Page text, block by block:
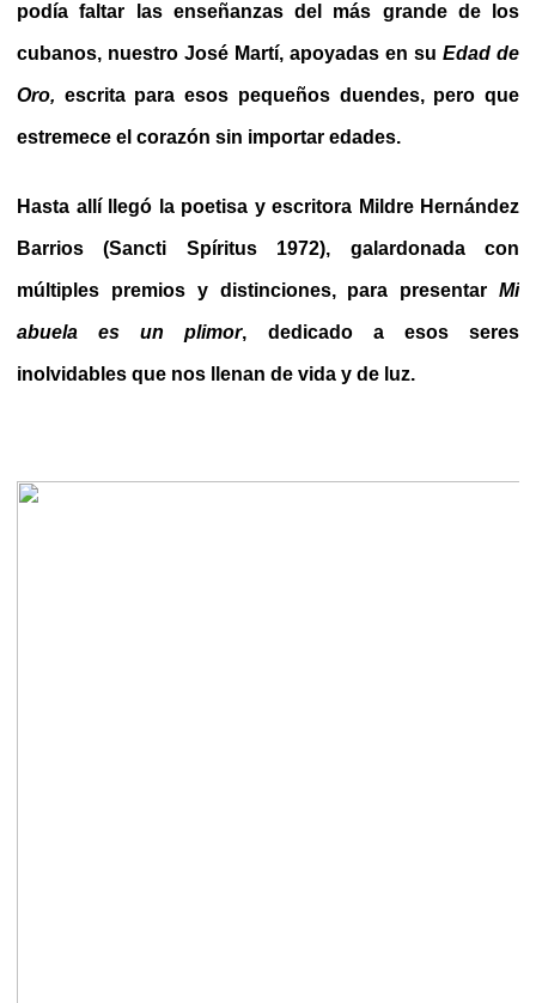
podía faltar las enseñanzas del más grande de los
cubanos, nuestro José Martí, apoyadas en su Edad de
Oro, escrita para esos pequeños duendes, pero que
estremece el corazón sin importar edades.
Hasta allí llegó la poetisa y escritora Mildre Hernández
Barrios (Sancti Spíritus 1972), galardonada con
múltiples premios y distinciones, para presentar Mi
abuela es un plimor, dedicado a esos seres
inolvidables que nos llenan de vida y de luz.